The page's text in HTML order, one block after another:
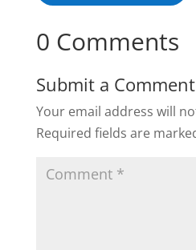
0 Comments
Submit a Comment
Your email address will
Required fields are